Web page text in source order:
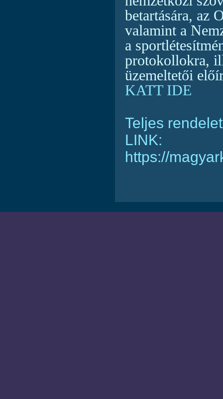
betartására, az
valamint a
a
protokollokra,
üzemeltetői
KATT IDE
Teljes
LINK:
https://